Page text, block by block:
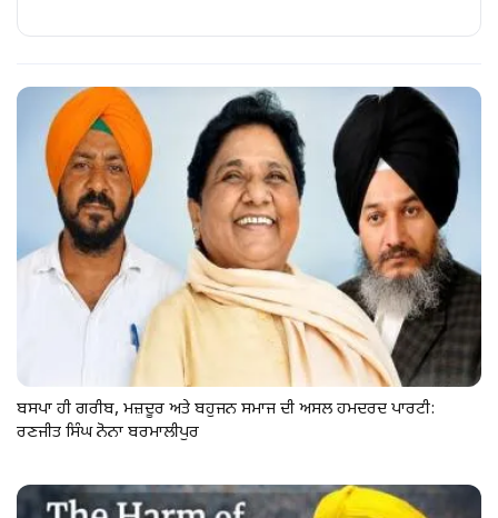
ਬਸਪਾ ਹੀ ਗਰੀਬ, ਮਜ਼ਦੂਰ ਅਤੇ ਬਹੁਜਨ ਸਮਾਜ ਦੀ ਅਸਲ ਹਮਦਰਦ ਪਾਰਟੀ:
ਰਣਜੀਤ ਸਿੰਘ ਨੋਨਾ ਬਰਮਾਲੀਪੁਰ